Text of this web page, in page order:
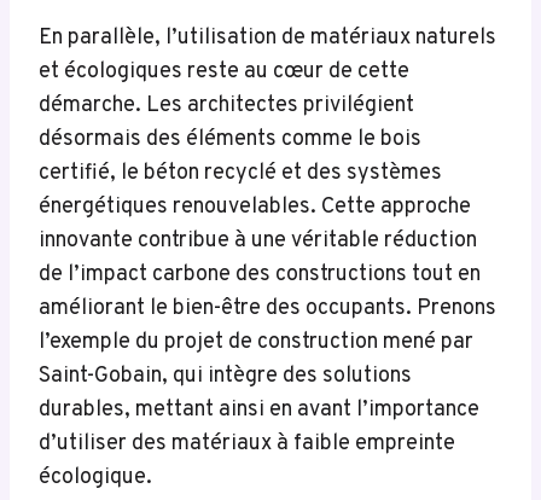
En parallèle, l’utilisation de matériaux naturels
et écologiques reste au cœur de cette
démarche. Les architectes privilégient
désormais des éléments comme le bois
certifié, le béton recyclé et des systèmes
énergétiques renouvelables. Cette approche
innovante contribue à une véritable réduction
de l’impact carbone des constructions tout en
améliorant le bien-être des occupants. Prenons
l’exemple du projet de construction mené par
Saint-Gobain, qui intègre des solutions
durables, mettant ainsi en avant l’importance
d’utiliser des matériaux à faible empreinte
écologique.